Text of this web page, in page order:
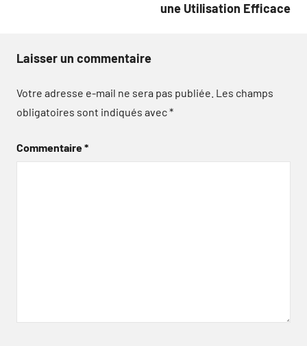
une Utilisation Efficace
Laisser un commentaire
Votre adresse e-mail ne sera pas publiée. Les champs
obligatoires sont indiqués avec*
Commentaire*